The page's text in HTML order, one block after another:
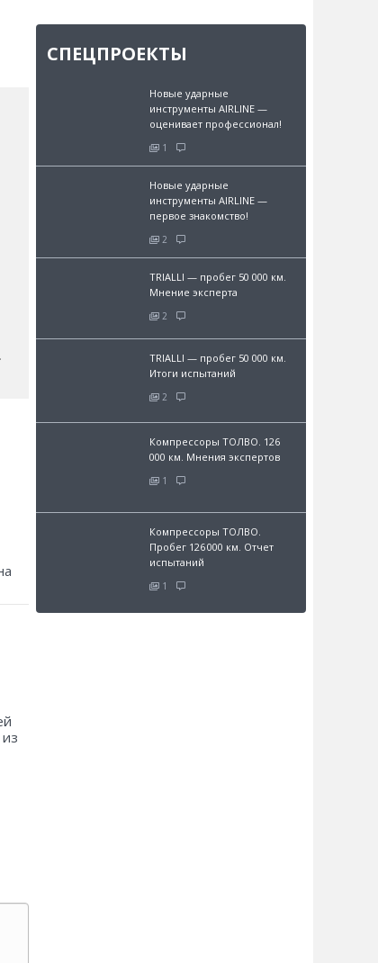
СПЕЦПРОЕКТЫ
Новые ударные
инструменты AIRLINE —
оценивает профессионал!
1
Новые ударные
инструменты AIRLINE —
первое знакомство!
2
TRIALLI — пробег 50 000 км.
Мнение эксперта
2
TRIALLI — пробег 50 000 км.
Итоги испытаний
2
Компрессоры ТОЛВО. 126
000 км. Мнения экспертов
1
Компрессоры ТОЛВО.
Пробег 126 000 км. Отчет
испытаний
1